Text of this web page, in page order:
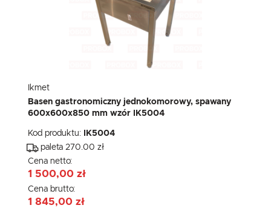
Ikmet
Basen gastronomiczny jednokomorowy, spawany
600x600x850 mm wzór IK5004
Kod produktu:
IK5004
paleta 270.00 zł
Cena netto:
1 500,00 zł
Cena brutto:
1 845,00 zł